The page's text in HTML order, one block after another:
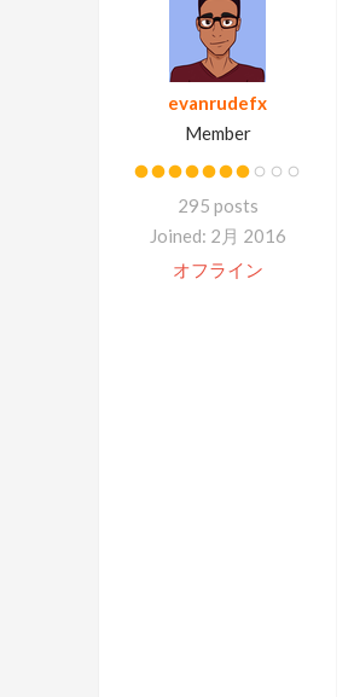
evanrudefx
Member
295 posts
Joined: 2月 2016
オフライン